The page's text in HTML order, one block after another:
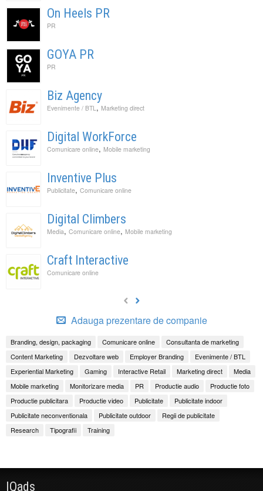
On Heels PR
PR
GOYA PR
PR
Biz Agency
Evenimente / BTL, Marketing direct
Digital WorkForce
Comunicare online, Mobile marketing
Inventive Plus
Publicitate, Comunicare online
Digital Climbers
Media, Comunicare online, Mobile marketing
Craft Interactive
Comunicare online
Adauga prezentare de companie
Branding, design, packaging Comunicare online
Consultanta de marketing
Content Marketing
Dezvoltare web Employer Branding
Evenimente / BTL
Experiential Marketing
Gaming Interactive Retail Marketing direct
Media
Mobile marketing
Monitorizare media PR Productie audio
Productie foto
Productie publicitara
Productie video Publicitate
Publicitate indoor
Publicitate neconventionala
Publicitate outdoor
Regii de publicitate
Research
Tipografii Training
IQads